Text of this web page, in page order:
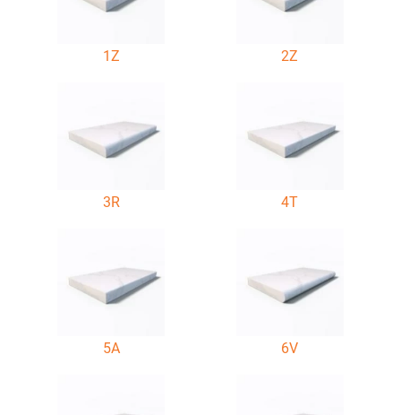
1Z 2Z
3R 4T
5A 6V